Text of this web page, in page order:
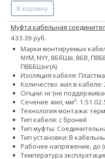
В корзину
Муфта кабельная
433.39 руб.
Марки монтируемых
NYM, NYY, ВБбШв, ВБВ,
ПВББШнг(А)
Изоляция кабеля:
Количество жил в кабеле:
Опции: нг (не
Сечение жил, мм²: 1.51.0
Технология монтажа:
Тип кабеля: с броней
Тип муфты:
Тип установки: В
Рабочее напряжение, до
Температура